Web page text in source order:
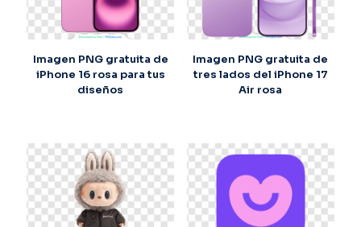
Imagen PNG gratuita de
iPhone 16 rosa para tus
diseños
Imagen PNG gratuita de
tres lados del iPhone 17
Air rosa